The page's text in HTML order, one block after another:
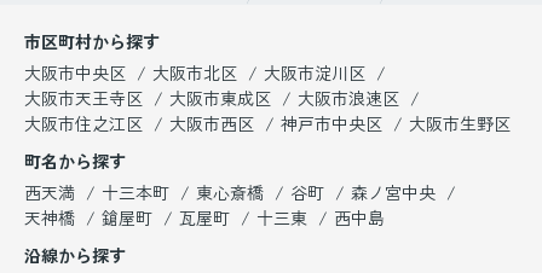
市区町村から探す
大阪市中央区
大阪市北区
大阪市淀川区
大阪市天王寺区
大阪市東成区
大阪市浪速区
大阪市住之江区
大阪市西区 神戸市中央区
大阪市生野区
町名から探す
西天満
十三本町 東心斎橋 谷町
森ノ宮中央
天神橋
鎗屋町 瓦屋町 十三東
西中島
沿線から探す